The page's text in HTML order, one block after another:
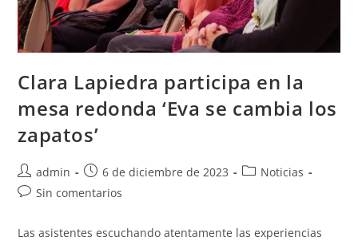
Clara Lapiedra participa en la
mesa redonda ‘Eva se cambia los
zapatos’
admin 6 de diciembre de 2023
Noticias
Sin comentarios
Las asistentes escuchando atentamente las experiencias